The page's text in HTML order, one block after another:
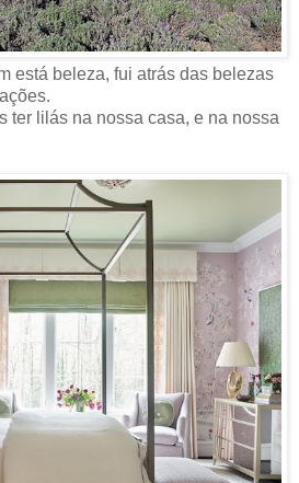
está beleza, fui atrás das belezas
ter lilás na nossa casa, e na nossa